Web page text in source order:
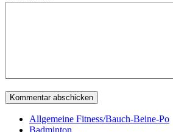
Allgemeine Fitness/Bauch-Beine-Po